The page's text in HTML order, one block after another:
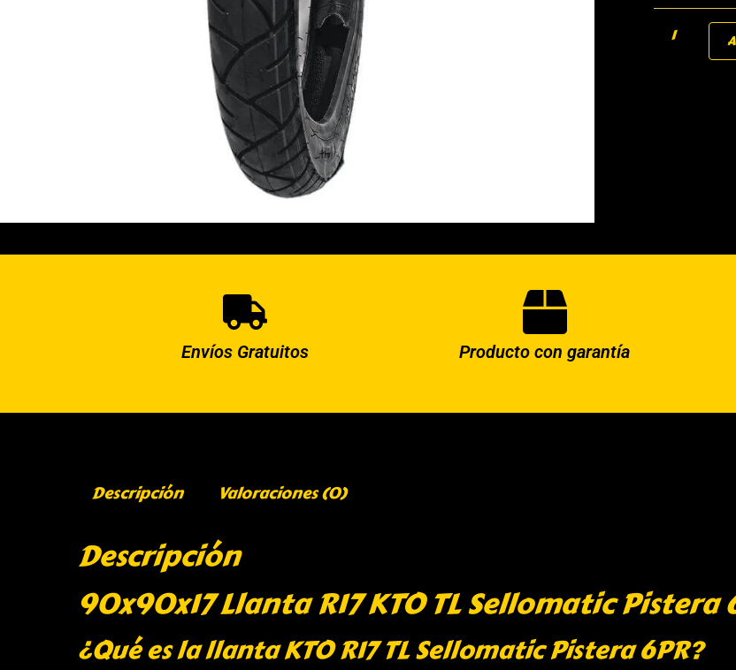
Envíos Gratuitos Producto con garantía
Descripción Valoraciones (0)
Descripción
90x90x17 Llanta R17 KTO TL Sellomatic Pistera
¿Qué es la llanta KTO R17 TL Sellomatic Pistera 6PR?